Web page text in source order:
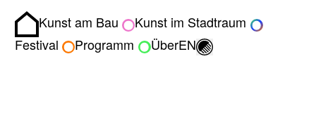
Homepage
Kunst am Bau
Kunst im Stadtraum
Festival
Programm ÜberEN Umschalten